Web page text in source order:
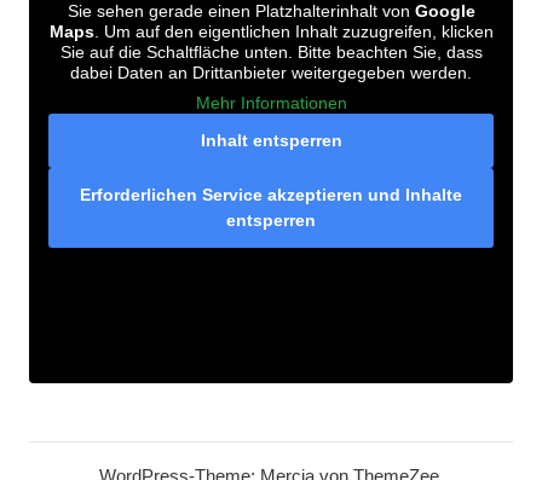
Sie sehen gerade einen Platzhalterinhalt von Google
Maps. Um auf den eigentlichen Inhalt zuzugreifen, klicken
Sie auf die Schaltfläche unten. Bitte beachten Sie, dass
dabei Daten an Drittanbieter weitergegeben werden.
Mehr Informationen
Inhalt entsperren
Erforderlichen Service akzeptieren und Inhalte
entsperren